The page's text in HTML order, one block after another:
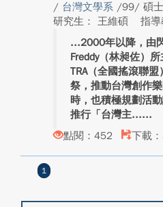
/ 台灣文學系 /99/ 碩士
研究生： 王維碩
指導
2000年以降，由
Freddy（林昶佐）
TRA（全國搖滾聯
祭，推動台灣創作
時，也積極規劃活
推行「台灣主...
點閱：452
下載
1